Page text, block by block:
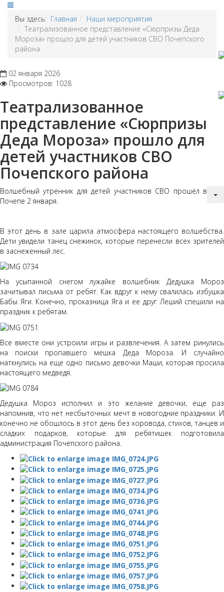
Вы здесь: Главная
Наши мероприятия
Театрализованное представление «Сюрпризы Деда
Мороза» прошло для детей участников СВО Почепского
района
02 января 2026
Просмотров: 1028
Театрализованное
представление «Сюрпризы
Деда Мороза» прошло для
детей участников СВО
Почепского района
Волшебный утренник для детей участников СВО прошёл в
Почепе 2 января.
В этот день в зале царила атмосфера настоящего волшебства.
Дети увидели танец снежинок, которые перенесли всех зрителей
в заснеженный лес.
На усыпанной снегом лужайке волшебник Дедушка Мороз
зачитывал письма от ребят. Как вдруг к нему свалилась избушка
Бабы Яги. Конечно, проказница Яга и ее друг Леший спешили на
праздник к ребятам.
Все вместе они устроили игры и развлечения. А затем ринулись
на поиски пропавшего мешка Деда Мороза. И случайно
наткнулись на еще одно письмо девочки Маши, которая просила
настоящего медведя.
Дедушка Мороз исполнил и это желание девочки, еще раз
напомнив, что нет несбыточных мечт в новогодние праздники. И
конечно не обошлось в этот день без хоровода, стихов, танцев и
сладких подарков, которые для ребятишек подготовила
администрация Почепского района.